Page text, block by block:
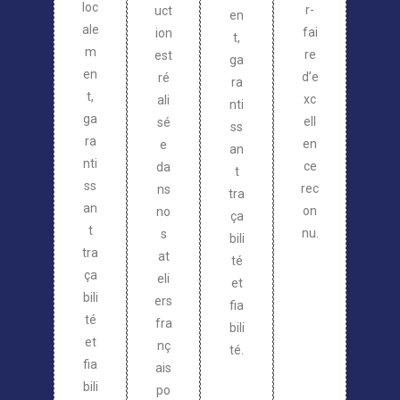
loc
ale
m
en
t,
ga
ra
nti
ss
an
t
tra
ça
bili
té
et
fia
bili
uct
ion
est
ré
ali
sé
e
da
ns
no
s
at
eli
ers
fra
nç
ais
po
en
t,
ga
ra
nti
ss
an
t
tra
ça
bili
té
et
fia
bili
té.
r-
fai
re
d’e
xc
ell
en
ce
rec
on
nu.